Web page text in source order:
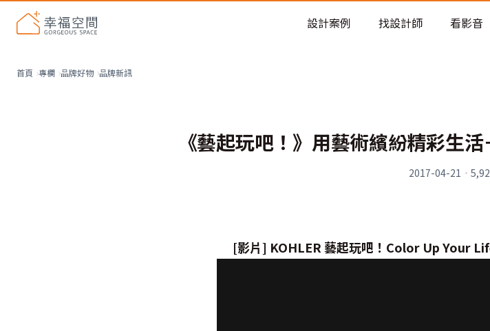
老屋預算分配與高 CP
設計案例 找設計師 看影音
首頁 專欄 品牌好物 品牌新訊
《藝起玩吧！》用藝術繽紛精彩生
2017-04-21 ·
[影片] KOHLER 藝起玩吧！Color Up Your